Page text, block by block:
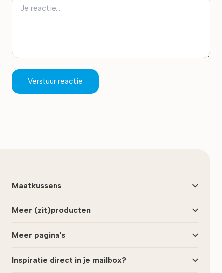
Verstuur reactie
Maatkussens
Meer (zit)producten
Meer pagina's
Inspiratie direct in je mailbox?